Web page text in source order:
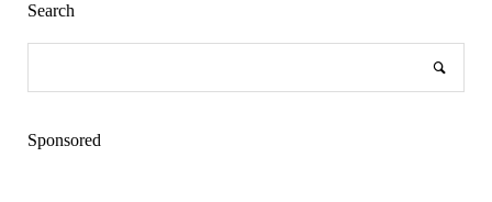
Search
Sponsored